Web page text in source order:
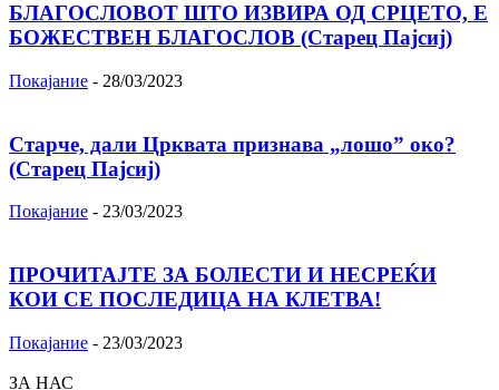
БЛАГОСЛОВОТ ШТО ИЗВИРА ОД СРЦЕТО, Ε
БОЖЕСТВЕН БЛАГОСЛОВ (Старец Пајсиј)
Покајание - 28/03/2023
Старче, дали Црквата признава „лошо” око?
(Старец Пајсиј)
Покајание - 23/03/2023
ПРОЧИТАЈТЕ ЗА БОЛЕСТИ И НЕСРЕЌИ
КОИ СЕ ПОСЛЕДИЦА НА КЛЕТВА!
Покајание - 23/03/2023
ЗА НАС